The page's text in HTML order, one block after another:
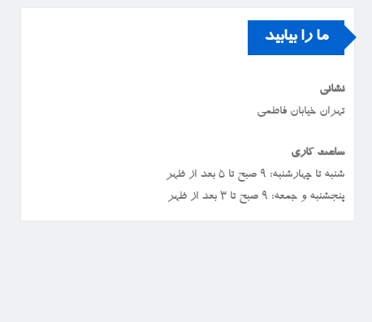
ما را بیابید
نشانی
تهران خیابان فاطمی
ساعت کاری
شنبه تا چهارشنبه: ۹ صبح تا ۵ بعد از ظهر
پنجشنبه و جمعه: ۹ صبح تا ۳ بعد از ظهر